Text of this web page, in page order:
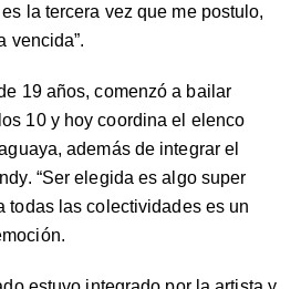
la tercera vez que me postulo,
vencida”.
19 años, comenzó a bailar
10 y hoy coordina el elenco
además de integrar el
“Ser elegida es algo super
todas las colectividades es un